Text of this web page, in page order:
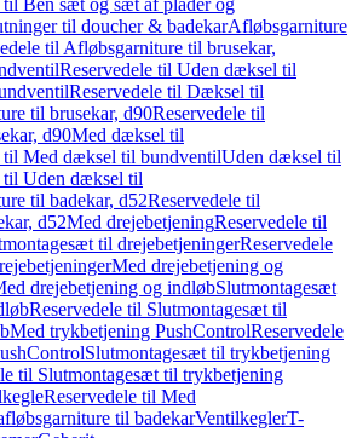
til Ben sæt og sæt af plader og
til doucher & badekarAfløbsgarniture
til Afløbsgarniture til brusekar,
Reservedele til Uden dæksel til
Reservedele til Dæksel til
til brusekar, d90Reservedele til
d90Med dæksel til
til Med dæksel til bundventilUden dæksel til
til Uden dæksel til
til badekar, d52Reservedele til
d52Med drejebetjeningReservedele til
til drejebetjeningerReservedele
Med drejebetjening og
drejebetjening og indløbSlutmontagesæt
Reservedele til Slutmontagesæt til
Med trykbetjening PushControlReservedele
Slutmontagesæt til trykbetjening
til Slutmontagesæt til trykbetjening
Reservedele til Med
til badekarVentilkeglerT-